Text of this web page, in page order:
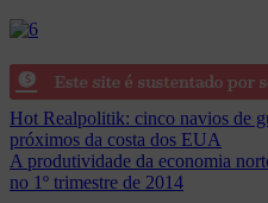
Navegação
de
Post
Hot Realpolitik: cinco navios de
próximos da costa dos EUA
A produtividade da economia
no 1º trimestre de 2014